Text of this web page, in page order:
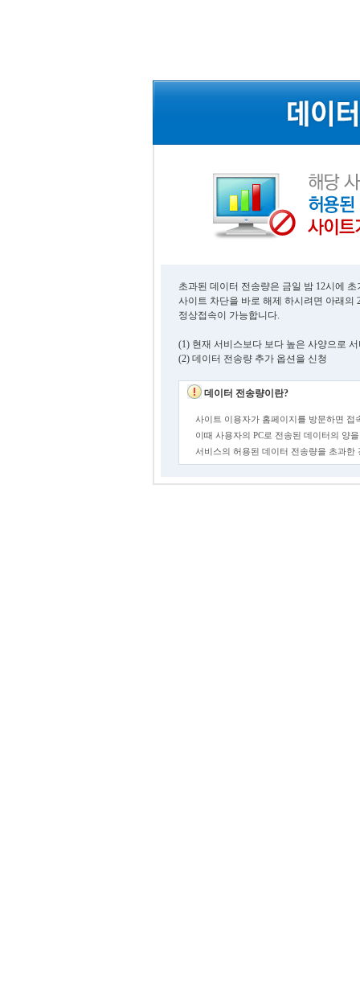
초과된 데이터 전송량은 금일 밤 12시에
사이트 차단을 바로 해제 하시려면 아래의
정상접속이 가능합니다.
(1) 현재 서비스보다 보다 높은 사양으로
(2) 데이터 전송량 추가 옵션을 신청
데이터 전송량이란?
사이트 이용자가 홈페이지를 방문하면 접
이때 사용자의 PC로 전송된 데이터의 양
서비스의 허용된 데이터 전송량을 초과